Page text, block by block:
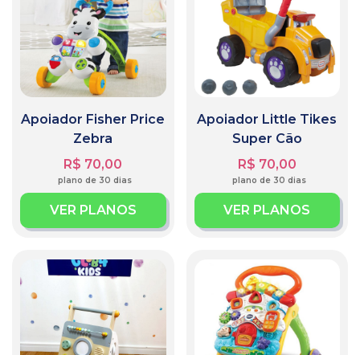
Apoiador Fisher Price
Zebra
R$ 70,00
plano de 30 dias
VER PLANOS
Apoiador Little Tikes
Super Cão
R$ 70,00
plano de 30 dias
VER PLANOS